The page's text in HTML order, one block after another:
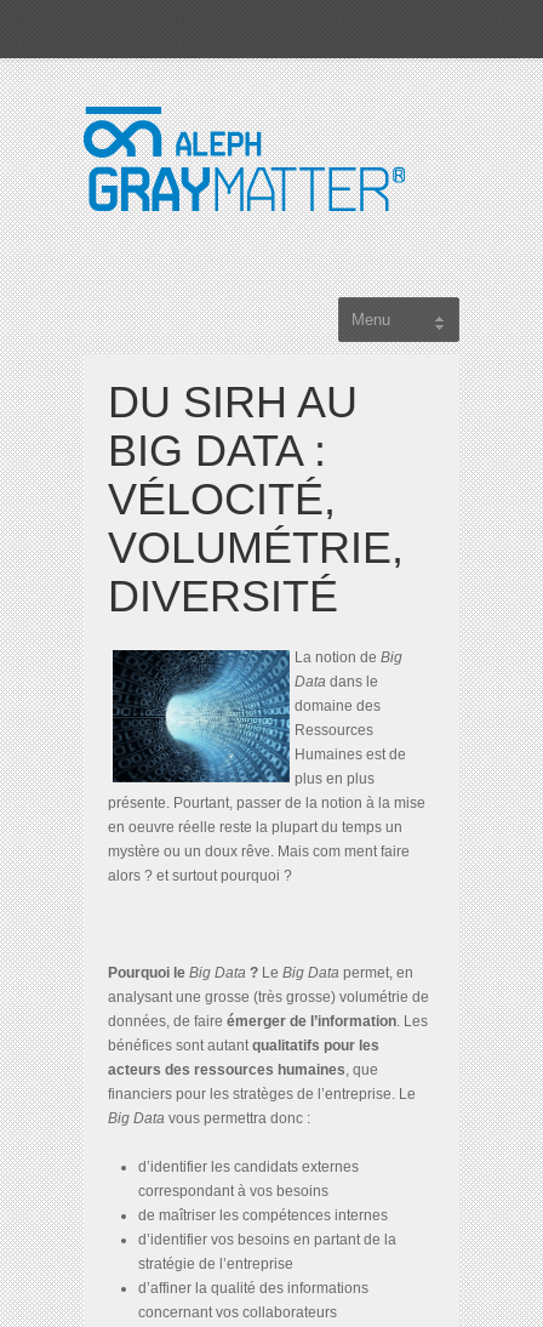
DU SIRH AU
BIG DATA :
VÉLOCITÉ,
VOLUMÉTRIE,
DIVERSITÉ
La notion de Big
Data dans le
domaine des
Ressources
Humaines est de
plus en plus
présente. Pourtant, passer de la notion à la mise
en oeuvre réelle reste la plupart du temps un
mystère ou un doux rêve. Mais com ment faire
alors ? et surtout pourquoi ?
Pourquoi le Big Data ? Le Big Data permet, en
analysant une grosse (très grosse) volumétrie de
données, de faire émerger de l’information. Les
bénéfices sont autantqualitatifs pour les
acteurs des ressources humaines, que
financiers pour les stratèges de l’entreprise. Le
Big Data vous permettra donc :
d’identifier les candidats externes
correspondant à vos besoins
de maîtriser les compétences internes
d’identifier vos besoins en partant de la
stratégie de l’entreprise
d’affiner la qualité des informations
concernant vos collaborateurs